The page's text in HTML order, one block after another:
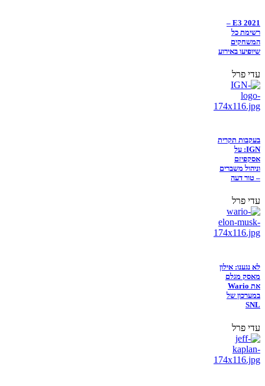
E3 2021 –
רשימת כל
המשחקים
שיופיעו באירוע
עדי פרל
בעקבות תקרית
IGN: על
אסקפיזם
וניהול משברים
– טור דעה
עדי פרל
לא נגענו: אילון
מאסק מגלם
את Wario
במערכון של
SNL
עדי פרל